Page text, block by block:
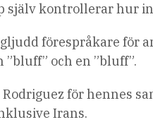
själv kontrollerar hur
förespråkare för
och en ”bluff”.
för hennes
Irans.